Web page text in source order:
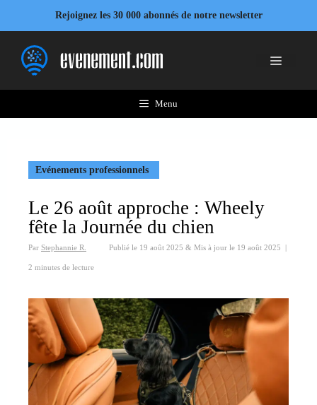
contenu
Rejoignez les 30 000 abonnés de notre newsletter
Menu
Menu
Evénements professionnels
Le 26 août approche : Wheely
fête la Journée du chien
Par Stephannie R. Publié le 19 août 2025 & Mis à jour le 19 août 2025 |
2 minutes de lecture